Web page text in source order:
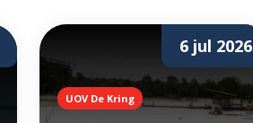
6 jul 2026
UOV De Kring